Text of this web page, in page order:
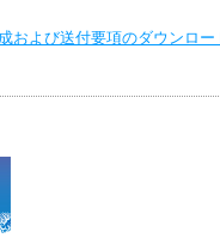
および送付要項のダウンロー